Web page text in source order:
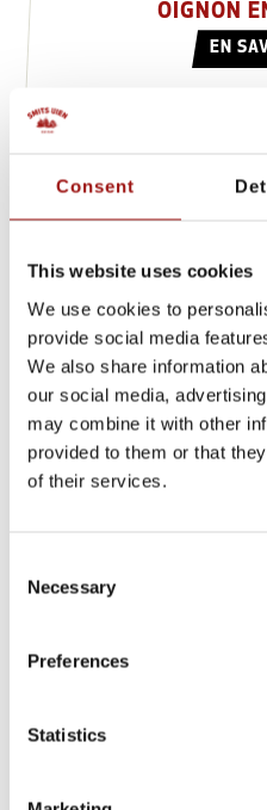
Consent
This website uses cookies
We use cookies to
provide social media
We also share information
our social media,
may combine it with other
provided to them or that
of their services.
Selection
Necessary
Preferences
Statistics
OIGNON
EN